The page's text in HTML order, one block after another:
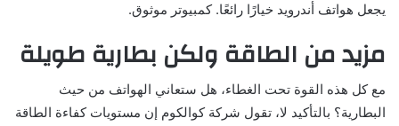
يجعل هواتف أندرويد خيارًا رائعًا. كمبيوتر موثوق.
مزيد من الطاقة ولكن بطارية طويلة
مع كل هذه القوة تحت الغطاء، هل ستعاني الهواتف من حيث
البطارية؟ بالتأكيد لا، تقول شركة كوالكوم إن مستويات كفاءة الطاقة